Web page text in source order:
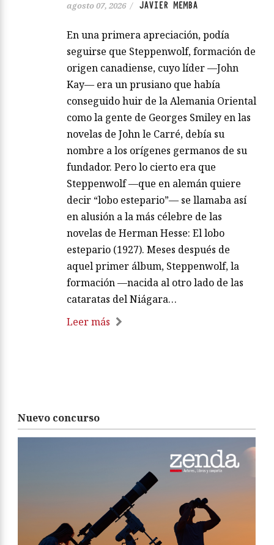
agosto 07, 2026 / JAVIER MEMBA
En una primera apreciación, podía
seguirse que Steppenwolf, formación de
origen canadiense, cuyo líder —John
Kay— era un prusiano que había
conseguido huir de la Alemania Oriental
como la gente de Georges Smiley en las
novelas de John le Carré, debía su
nombre a los orígenes germanos de su
fundador. Pero lo cierto era que
Steppenwolf —que en alemán quiere
decir “lobo estepario”— se llamaba así
en alusión a la más célebre de las
novelas de Herman Hesse: El lobo
estepario (1927). Meses después de
aquel primer álbum, Steppenwolf, la
formación —nacida al otro lado de las
cataratas del Niágara…
Leer más
Nuevo concurso